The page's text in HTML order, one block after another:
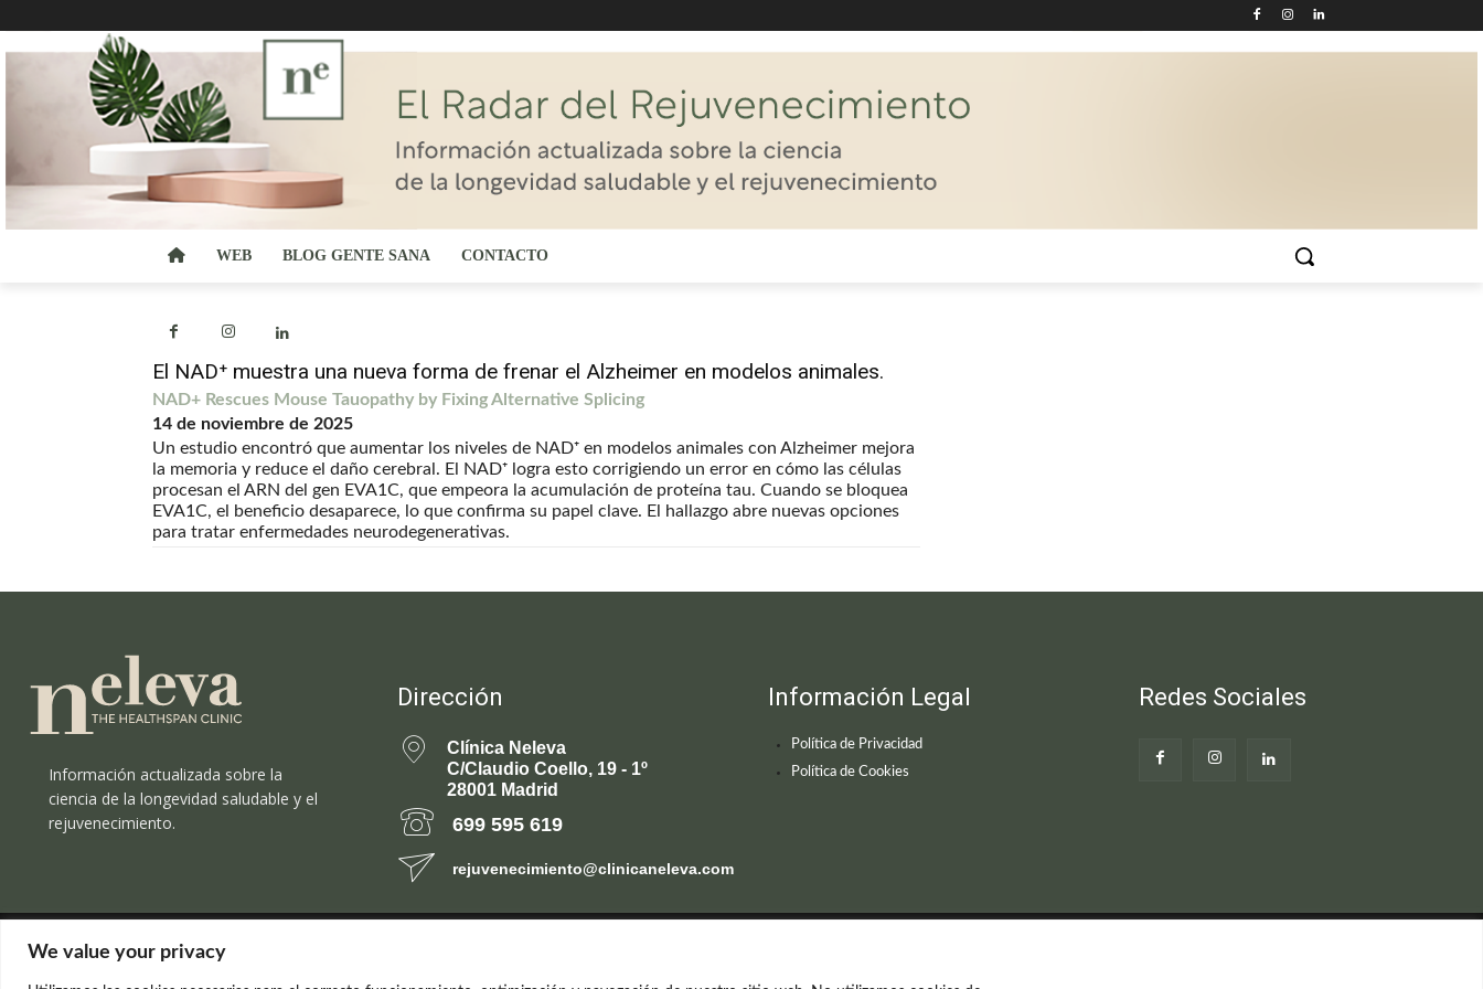
We value your privacy
WEB BLOG GENTE SANA CONTACTO
El NAD⁺ muestra una nueva forma de frenar el Alzheimer en modelos animales.
NAD+ Rescues Mouse Tauopathy by Fixing Alternative Splicing
14 de noviembre de 2025
Un estudio encontró que aumentar los niveles de NAD⁺ en modelos animales con Alzheimer mejora
la memoria y reduce el daño cerebral. El NAD⁺ logra esto corrigiendo un error en cómo las células
procesan el ARN del gen EVA1C, que empeora la acumulación de proteína tau. Cuando se bloquea
EVA1C, el beneficio desaparece, lo que confirma su papel clave. El hallazgo abre nuevas opciones
para tratar enfermedades neurodegenerativas.
Información actualizada sobre la
ciencia de la longevidad saludable y el
rejuvenecimiento.
Dirección
Clínica Neleva
C/Claudio Coello, 19 - 1º
28001 Madrid
699 595 619
rejuvenecimiento@clinicaneleva.com
Información Legal
Política de Privacidad
Política de Cookies
Redes Sociales